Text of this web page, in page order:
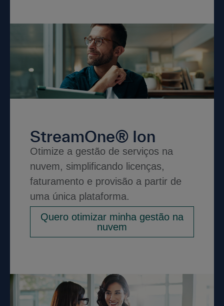
StreamOne® Ion
Otimize a gestão de serviços na
nuvem, simplificando licenças,
faturamento e provisão a partir de
uma única plataforma.
Quero otimizar minha gestão na
nuvem